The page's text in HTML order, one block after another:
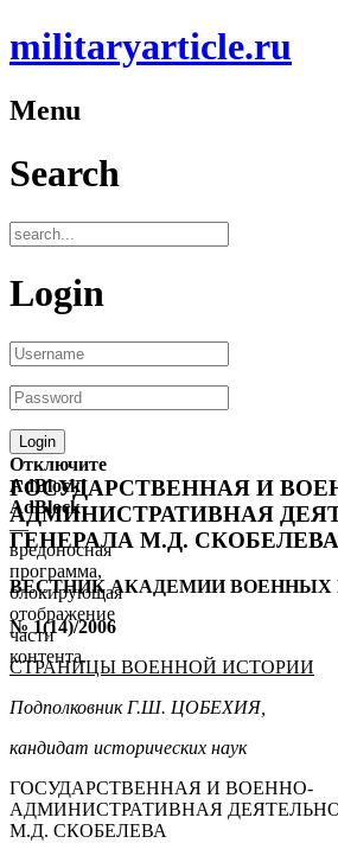
militaryarticle.ru
Menu
Search
Login
Отключите
AdBlock!
AdBlock
—
вредоносная
программа,
блокирующая
отображение
части
контента.
ГОСУДАРСТВЕННАЯ И
АДМИНИСТРАТИВНАЯ
ГЕНЕРАЛА М.Д. СКОБЕЛЕВА
ВЕСТНИК АКАДЕМИИ ВОЕННЫХ
№ 1(14)/2006
СТРАНИЦЫ ВОЕННОЙ ИСТОРИИ
Подполковник Г.Ш. ЦОБЕХИЯ,
кандидат исторических наук
ГОСУДАРСТВЕННАЯ И ВОЕННО-
АДМИНИСТРАТИВНАЯ
М.Д. СКОБЕЛЕВА